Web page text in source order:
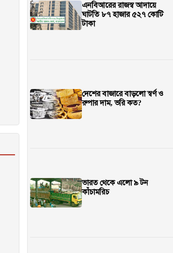
এনবিআরের রাজস্ব আদায়ে
ঘাটতি ৮৭ হাজার ৫২৭ কোটি
টাকা
দেশের বাজারে বাড়লো স্বর্ণ ও
রুপার দাম, ভরি কত?
ভারত থেকে এলো ৯ টন
কাঁচামরিচ